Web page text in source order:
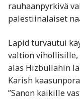
rauhaanpyrkivä
palestiinalaiset
Lapid turvautui
valtion vihollisille,
alas Hizbullahin
Karish
”Sanon kaikille